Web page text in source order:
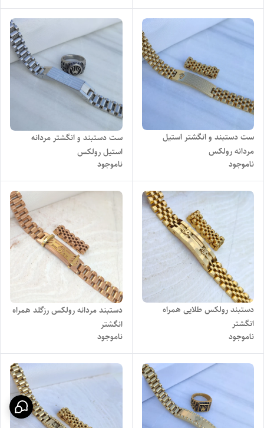
ست دستبند و انگشتر استیل
مردانه رولکس
ناموجود
ست دستبند و انگشتر مردانه
استیل رولکس
ناموجود
دستبند رولکس طلایی همراه
انگشتر
ناموجود
دستبند مردانه رولکس رزگلد همراه
انگشتر
ناموجود